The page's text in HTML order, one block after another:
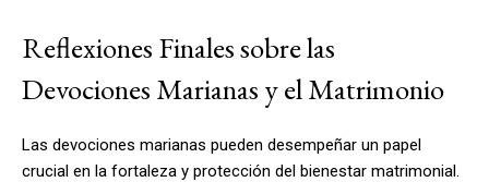
Reflexiones Finales sobre las
Devociones Marianas y el Matrimonio
Las devociones marianas pueden desempeñar un papel
crucial en la fortaleza y protección del bienestar matrimonial.